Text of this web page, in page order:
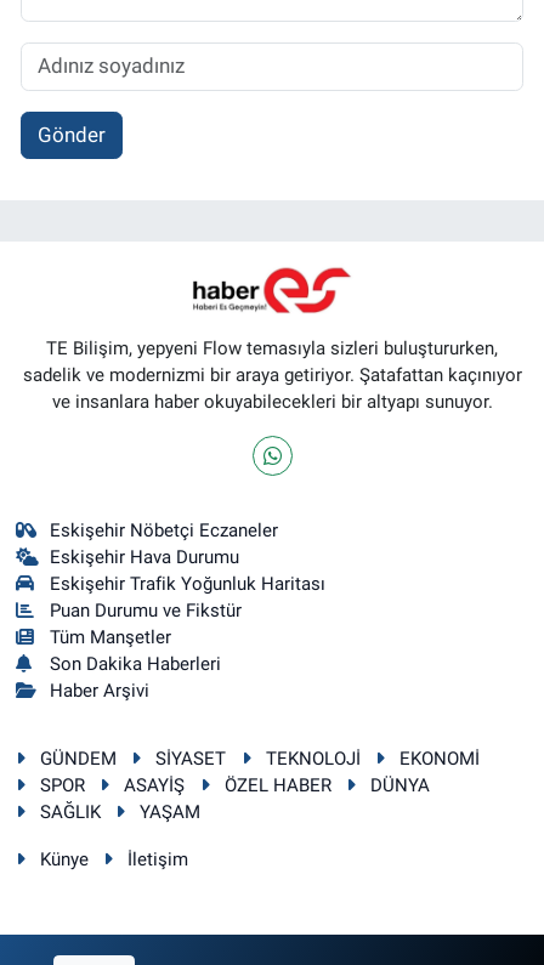
Gönder
TE Bilişim, yepyeni Flow temasıyla sizleri buluştururken,
sadelik ve modernizmi bir araya getiriyor. Şatafattan kaçınıyor
ve insanlara haber okuyabilecekleri bir altyapı sunuyor.
Eskişehir Nöbetçi Eczaneler
Eskişehir Hava Durumu
Eskişehir Trafik Yoğunluk Haritası
Puan Durumu ve Fikstür
Tüm Manşetler
Son Dakika Haberleri
Haber Arşivi
GÜNDEM SİYASET TEKNOLOJİ
EKONOMİ
SPOR
ASAYİŞ ÖZEL HABER
DÜNYA
SAĞLIK
YAŞAM
Künye İletişim